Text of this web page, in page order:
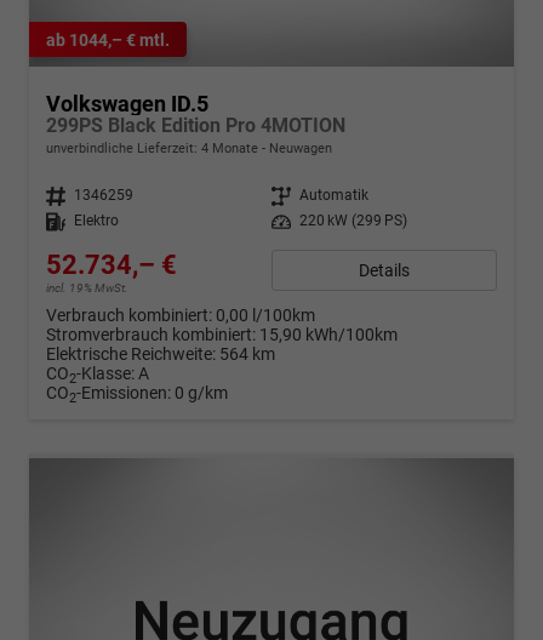
ab 1044,– € mtl.
Volkswagen ID.5
299PS Black Edition Pro 4MOTION
unverbindliche Lieferzeit: 4 Monate Neuwagen
Fahrzeugnr. 1346259 Getriebe Automatik
Kraftstoff
Elektro Leistung 220 kW (299 PS)
52.734,– €
incl. 19% MwSt.
Details
Verbrauch kombiniert: 0,00 l/100km
Stromverbrauch kombiniert: 15,90 kWh/100km
Elektrische Reichweite: 564 km
CO2-Klasse:A
CO2-Emissionen: 0 g/km